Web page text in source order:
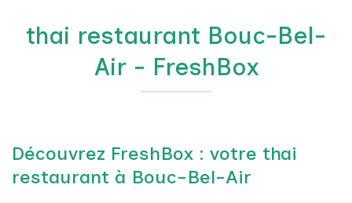
thai restaurant Bouc-Bel-
Air - FreshBox
Découvrez FreshBox : votre thai
restaurant à Bouc-Bel-Air